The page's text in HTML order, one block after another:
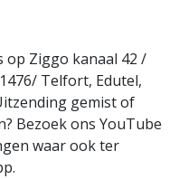
op Ziggo kanaal 42 /
Telfort, Edutel,
gemist of
Bezoek ons YouTube
waar ook ter